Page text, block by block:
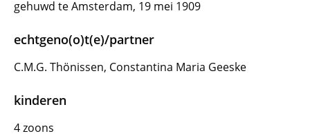
gehuwd te Amsterdam, 19 mei 1909
echtgeno(o)t(e)/partner
C.M.G. Thönissen, Constantina Maria Geeske
kinderen
4 zoons